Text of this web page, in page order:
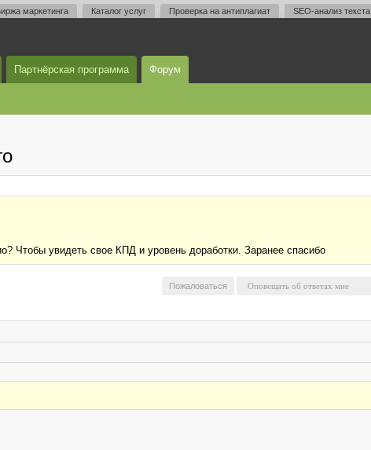
маркетинга Каталог услуг Проверка на антиплагиат SEO-анализ текста
Партнёрская программа Форум
Чтобы увидеть свое КПД и уровень доработки. Заранее спасибо
Пожаловаться